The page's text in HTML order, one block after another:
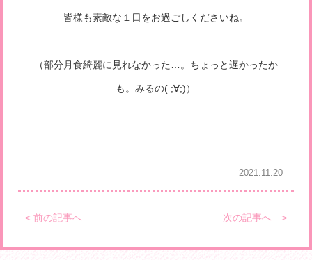
皆様も素敵な１日をお過ごしくださいね。
（部分月食綺麗に見れなかった…。ちょっと遅かったか
も。みるの( ;∀;)）
2021.11.20
< 前の記事へ 次の記事へ >